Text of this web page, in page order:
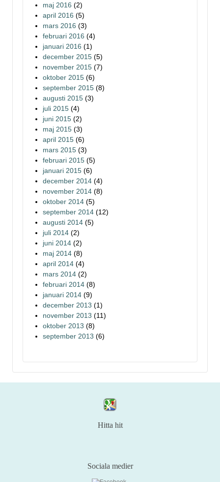
maj 2016 (2)
april 2016 (5)
mars 2016 (3)
februari 2016 (4)
januari 2016 (1)
december 2015 (5)
november 2015 (7)
oktober 2015 (6)
september 2015 (8)
augusti 2015 (3)
juli 2015 (4)
juni 2015 (2)
maj 2015 (3)
april 2015 (6)
mars 2015 (3)
februari 2015 (5)
januari 2015 (6)
december 2014 (4)
november 2014 (8)
oktober 2014 (5)
september 2014 (12)
augusti 2014 (5)
juli 2014 (2)
juni 2014 (2)
maj 2014 (8)
april 2014 (4)
mars 2014 (2)
februari 2014 (8)
januari 2014 (9)
december 2013 (1)
november 2013 (11)
oktober 2013 (8)
september 2013 (6)
Hitta hit
Sociala medier